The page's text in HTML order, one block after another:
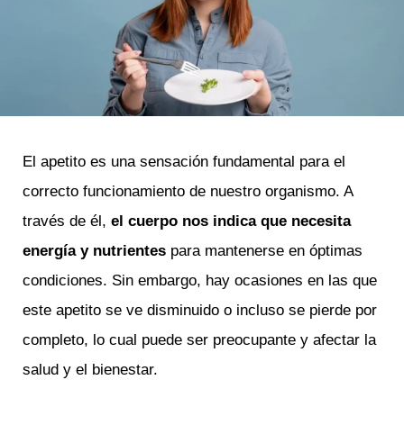
El apetito es una sensación fundamental para el
correcto funcionamiento de nuestro organismo. A
través de él, el cuerpo nos indica que necesita
energía y nutrientes para mantenerse en óptimas
condiciones. Sin embargo, hay ocasiones en las que
este apetito se ve disminuido o incluso se pierde por
completo, lo cual puede ser preocupante y afectar la
salud y el bienestar.